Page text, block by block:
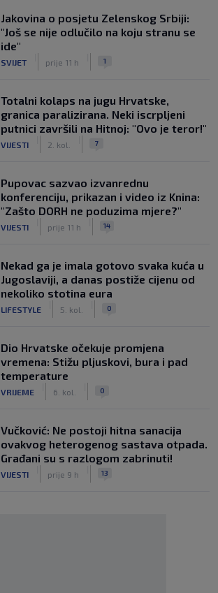
Jakovina o posjetu Zelenskog Srbiji:
"Još se nije odlučilo na koju stranu se
ide"
SVIJET prije 11 h 1
Totalni kolaps na jugu Hrvatske,
granica paralizirana. Neki iscrpljeni
putnici završili na Hitnoj: "Ovo je teror!"
VIJESTI 2. kol. 7
Pupovac sazvao izvanrednu
konferenciju, prikazan i video iz Knina:
"Zašto DORH ne poduzima mjere?"
VIJESTI prije 11 h 14
Nekad ga je imala gotovo svaka kuća u
Jugoslaviji, a danas postiže cijenu od
nekoliko stotina eura
LIFESTYLE 5. kol. 0
Dio Hrvatske očekuje promjena
vremena: Stižu pljuskovi, bura i pad
temperature
VRIJEME 6. kol. 0
Vučković: Ne postoji hitna sanacija
ovakvog heterogenog sastava otpada.
Građani su s razlogom zabrinuti!
VIJESTI prije 9 h 13